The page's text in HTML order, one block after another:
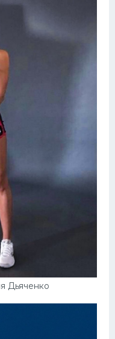
Дьяченко